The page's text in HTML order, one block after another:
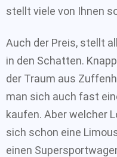
stellt viele von Ihnen
Auch der Preis, stellt
in den Schatten.
der Traum aus
man sich auch fast
kaufen. Aber welcher
sich schon eine
einen